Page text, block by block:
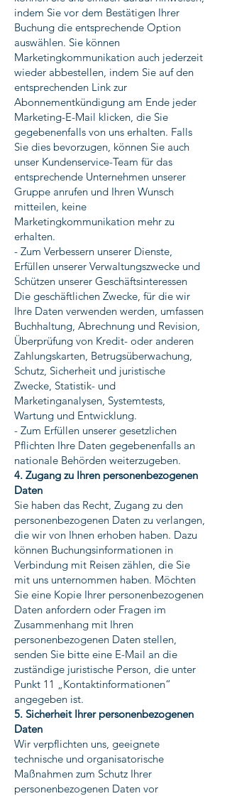
indem Sie vor dem Bestätigen Ihrer
Buchung die entsprechende Option
auswählen. Sie können
Marketingkommunikation auch jederzeit
wieder abbestellen, indem Sie auf den
entsprechenden Link zur
Abonnementkündigung am Ende jeder
Marketing-E-Mail klicken, die Sie
gegebenenfalls von uns erhalten. Falls
Sie dies bevorzugen, können Sie auch
unser Kundenservice-Team für das
entsprechende Unternehmen unserer
Gruppe anrufen und Ihren Wunsch
mitteilen, keine
Marketingkommunikation mehr zu
erhalten.
- Zum Verbessern unserer Dienste,
Erfüllen unserer Verwaltungszwecke und
Schützen unserer Geschäftsinteressen
Die geschäftlichen Zwecke, für die wir
Ihre Daten verwenden werden, umfassen
Buchhaltung, Abrechnung und Revision,
Überprüfung von Kredit- oder anderen
Zahlungskarten, Betrugsüberwachung,
Schutz, Sicherheit und juristische
Zwecke, Statistik- und
Marketinganalysen, Systemtests,
Wartung und Entwicklung.
- Zum Erfüllen unserer gesetzlichen
Pflichten Ihre Daten gegebenenfalls an
nationale Behörden weiterzugeben.
4. Zugang zu Ihren personenbezogenen
Daten
Sie haben das Recht, Zugang zu den
personenbezogenen Daten zu verlangen,
die wir von Ihnen erhoben haben. Dazu
können Buchungsinformationen in
Verbindung mit Reisen zählen, die Sie
mit uns unternommen haben. Möchten
Sie eine Kopie Ihrer personenbezogenen
Daten anfordern oder Fragen im
Zusammenhang mit Ihren
personenbezogenen Daten stellen,
senden Sie bitte eine E-Mail an die
zuständige juristische Person, die unter
Punkt 11 „Kontaktinformationen“
angegeben ist.
5. Sicherheit Ihrer personenbezogenen
Daten
Wir verpflichten uns, geeignete
technische und organisatorische
Maßnahmen zum Schutz Ihrer
personenbezogenen Daten vor